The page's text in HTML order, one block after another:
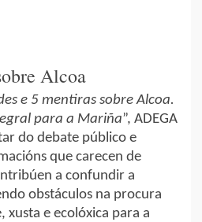
Alcoa
e 5 mentiras sobre Alcoa.
para a Mariña”, ADEGA
do debate público e
que carecen de
a confundir a
obstáculos na procura
xusta e ecolóxica para a